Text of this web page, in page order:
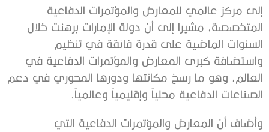
إلى مركز عالمي للمعارض والمؤتمرات الدفاعية
المتخصصة، مشيرا إلى أن دولة الإمارات برهنت خلال
السنوات الماضية على قدرة فائقة في تنظيم
واستضافة كبرى المعارض والمؤتمرات الدفاعية في
العالم، وهو ما رسخ مكانتها ودورها المحوري في دعم
الصناعات الدفاعية محلياً وإقليمياً وعالمياً.
وأضاف أن المعارض والمؤتمرات الدفاعية التي